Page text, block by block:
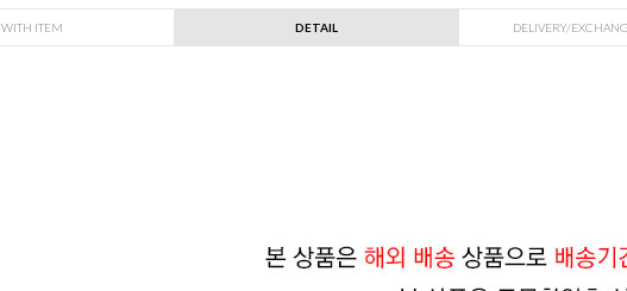
WITH ITEM DETAIL DELIVERY/